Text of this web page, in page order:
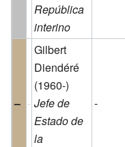
República
interino
–
Gilbert
Diendéré
(1960-)
Jefe de
Estado de
la
-